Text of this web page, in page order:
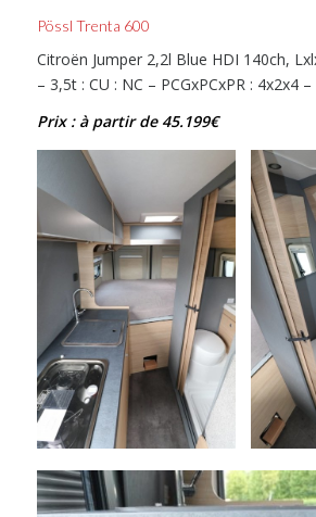
Pössl Trenta 600
Citroën Jumper 2,2l Blue HDI 140ch,
– 3,5t : CU : NC – PCGxPCxPR : 4x2x4
Prix : à partir de 45.199€